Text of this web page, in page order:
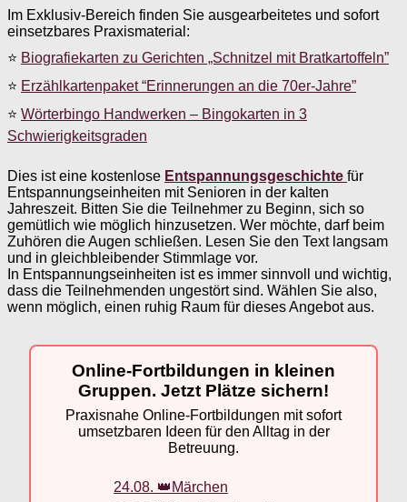
Im Exklusiv-Bereich finden Sie ausgearbeitetes und sofort
einsetzbares Praxismaterial:
⭐ Biografiekarten zu Gerichten „Schnitzel mit Bratkartoffeln”
⭐ Erzählkartenpaket “Erinnerungen an die 70er-Jahre”
⭐ Wörterbingo Handwerken – Bingokarten in 3
Schwierigkeitsgraden
Dies ist eine kostenlose Entspannungsgeschichte für
Entspannungseinheiten mit Senioren in der kalten
Jahreszeit. Bitten Sie die Teilnehmer zu Beginn, sich so
gemütlich wie möglich hinzusetzen. Wer möchte, darf beim
Zuhören die Augen schließen. Lesen Sie den Text langsam
und in gleichbleibender Stimmlage vor.
In Entspannungseinheiten ist es immer sinnvoll und wichtig,
dass die Teilnehmenden ungestört sind. Wählen Sie also,
wenn möglich, einen ruhig Raum für dieses Angebot aus.
Online-Fortbildungen in kleinen
Gruppen. Jetzt Plätze sichern!
Praxisnahe Online-Fortbildungen mit sofort
umsetzbaren Ideen für den Alltag in der
Betreuung.
24.08. 👑Märchen